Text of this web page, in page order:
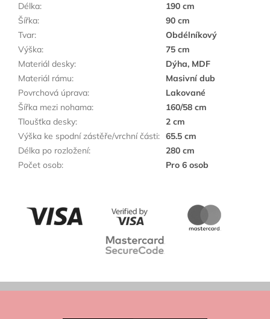
Délka:
190 cm
Šířka:
90 cm
Tvar:
Obdélníkový
Výška:
75 cm
Materiál desky:
Dýha, MDF
Materiál rámu:
Masivní dub
Povrchová úprava:
Lakované
Šířka mezi nohama:
160/58 cm
Tloušťka desky:
2 cm
Výška ke spodní zástěře/vrchní části: 65.5 cm
Délka po rozložení:
280 cm
Počet osob: Pro 6 osob